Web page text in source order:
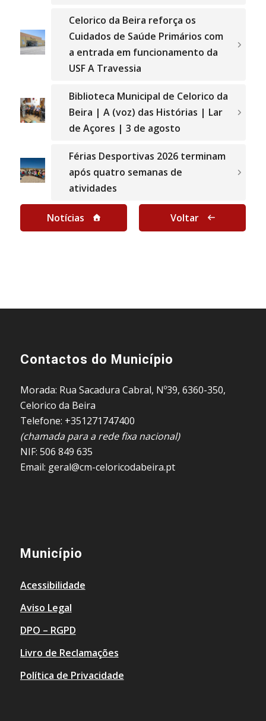
Celorico da Beira reforça os
Cuidados de Saúde Primários com
a entrada em funcionamento da
USF A Travessia
Biblioteca Municipal de Celorico da
Beira | A (voz) das Histórias | Lar
de Açores | 3 de agosto
Férias Desportivas 2026 terminam
após quatro semanas de
atividades
Notícias Voltar
Contactos do Município
Morada: Rua Sacadura Cabral, Nº39, 6360-350,
Celorico da Beira
Telefone: +351271747400
(chamada para a rede fixa nacional)
NIF: 506 849 635
Email: geral@cm-celoricodabeira.pt
Município
Acessibilidade
Aviso Legal
DPO – RGPD
Livro de Reclamações
Política de Privacidade